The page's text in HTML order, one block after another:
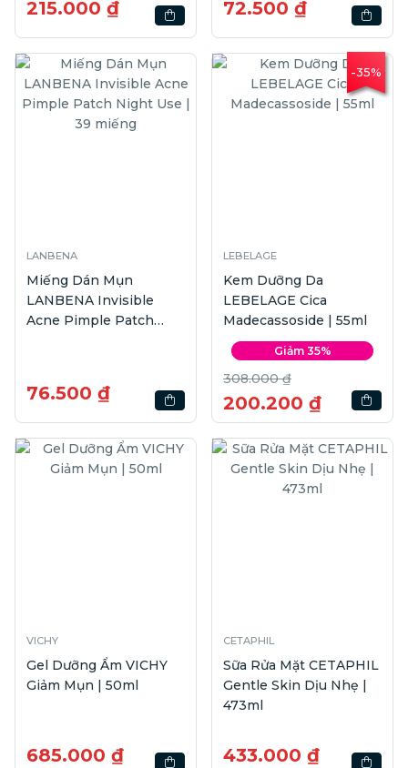
215.000 ₫ 72.500 ₫
LANBENA
Miếng Dán Mụn
LANBENA Invisible
Acne Pimple Patch
76.500 ₫
-35%
LEBELAGE
Kem Dưỡng Da
LEBELAGE Cica
Madecassoside | 55ml
Giảm 35%
308.000 ₫
200.200 ₫
VICHY
Gel Dưỡng Ẩm VICHY
Giảm Mụn | 50ml
685.000 ₫
CETAPHIL
Sữa Rửa Mặt CETAPHIL
Gentle Skin Dịu Nhẹ |
473ml
433.000 ₫